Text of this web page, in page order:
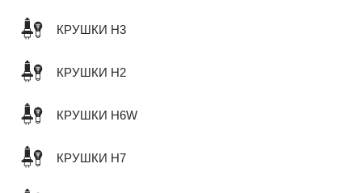
КРУШКИ H3
КРУШКИ H2
КРУШКИ H6W
КРУШКИ H7